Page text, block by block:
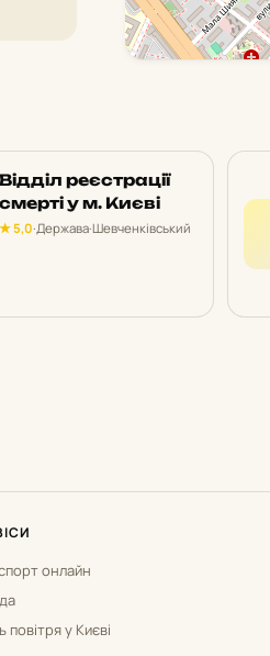
Відділ реєстрації
смерті у м. Києві
★ 5,0·Держава·Шевченківський
онлайн
повітря у Києві